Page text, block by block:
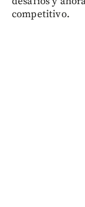
competitivo.